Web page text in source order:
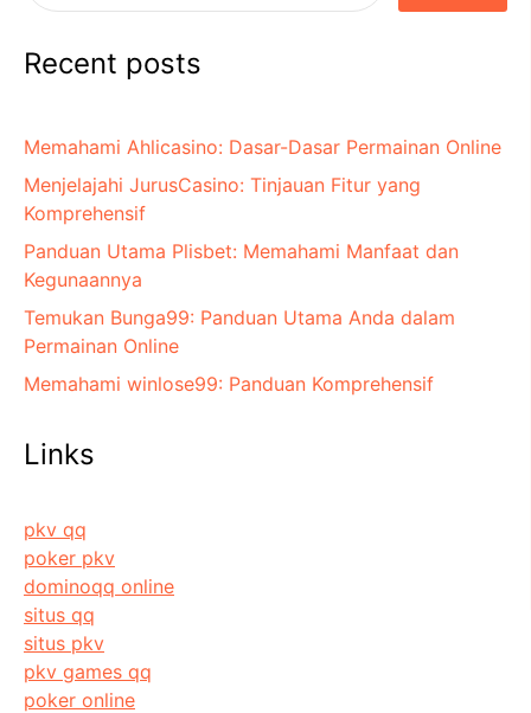
Recent posts
Memahami Ahlicasino: Dasar-Dasar Permainan Online
Menjelajahi JurusCasino: Tinjauan Fitur yang
Komprehensif
Panduan Utama Plisbet: Memahami Manfaat dan
Kegunaannya
Temukan Bunga99: Panduan Utama Anda dalam
Permainan Online
Memahami winlose99: Panduan Komprehensif
Links
pkv qq
poker pkv
dominoqq online
situs qq
situs pkv
pkv games qq
poker online